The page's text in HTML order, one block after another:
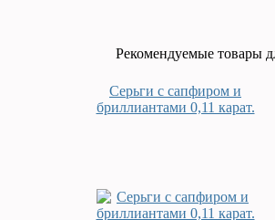
Рекомендуемые товары
Серьги с сапфиром и
бриллиантами 0,11 карат.